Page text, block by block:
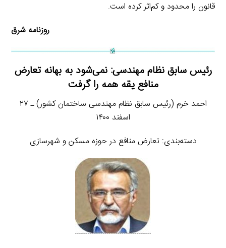
قانون را محدود و کم‌اثر کرده است.
روزنامه شرق
رئیس سابق نظام مهندسی: نمی‌شود به بهانه تعارض
منافع یقه همه را گرفت
احمد خرم (رئیس سابق نظام مهندسی ساختمان کشور) ـ ۲۷
اسفند ۱۴۰۰
دسته‌بندی: تعارض منافع در حوزه مسکن و شهرسازی